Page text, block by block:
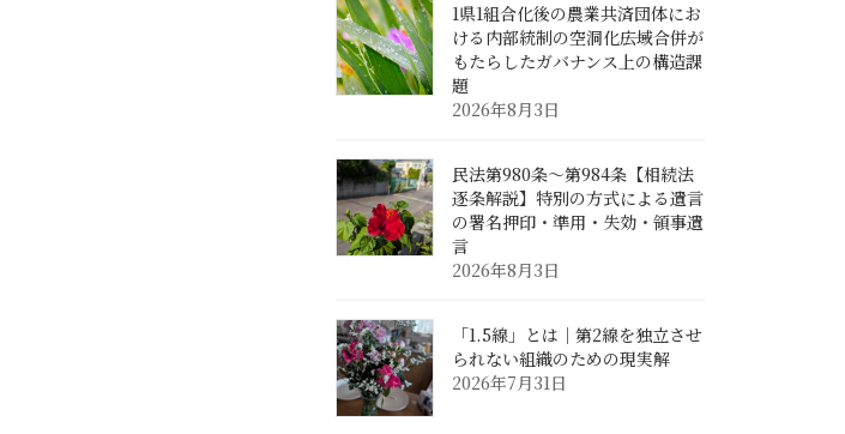
1県1組合化後の農業共済団体にお
ける内部統制の空洞化――広域合併が
もたらしたガバナンス上の構造課
題
2026年8月3日
民法第980条〜第984条【相続法
逐条解説】特別の方式による遺言
の署名押印・準用・失効・領事遺
言
2026年8月3日
「1.5線」とは｜第2線を独立させ
られない組織のための現実解
2026年7月31日